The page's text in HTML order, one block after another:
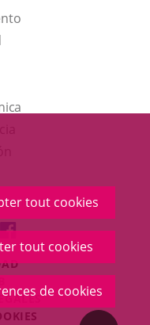
tout cookies
tout cookies
de cookies
una
nueva.
externa.
ENLACE
A
UNA
APLICACIÓN
EXTERNA.